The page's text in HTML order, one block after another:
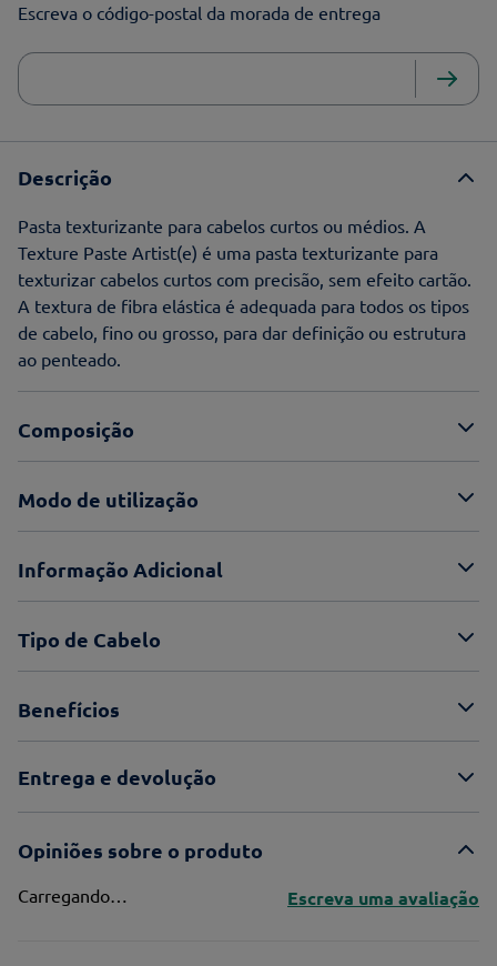
Escreva o código-postal da morada de entrega
Descrição
Pasta texturizante para cabelos curtos ou médios. A
Texture Paste Artist(e) é uma pasta texturizante para
texturizar cabelos curtos com precisão, sem efeito cartão.
A textura de fibra elástica é adequada para todos os tipos
de cabelo, fino ou grosso, para dar definição ou estrutura
ao penteado.
Composição
Modo de utilização
Informação Adicional
Tipo de Cabelo
Benefícios
Entrega e devolução
Opiniões sobre o produto
Carregando… Escreva uma avaliação